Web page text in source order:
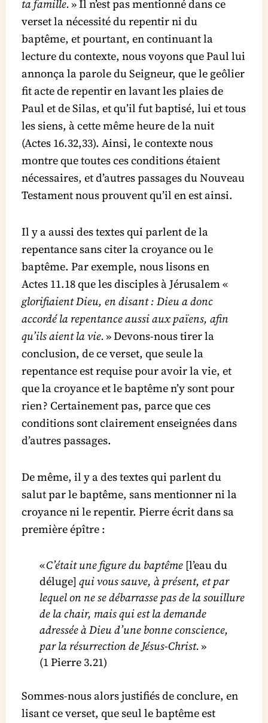
ta famille.» Il n’est pas mentionné dans ce
verset la nécessité du repentir ni du
baptême, et pourtant, en continuant la
lecture du contexte, nous voyons que Paul lui
annonça la parole du Seigneur, que le geôlier
fit acte de repentir en lavant les plaies de
Paul et de Silas, et qu’il fut baptisé, lui et tous
les siens, à cette même heure de la nuit
(Actes 16.32,33). Ainsi, le contexte nous
montre que toutes ces conditions étaient
nécessaires, et d’autres passages du Nouveau
Testament nous prouvent qu’il en est ainsi.
Il y a aussi des textes qui parlent de la
repentance sans citer la croyance ou le
baptême. Par exemple, nous lisons en
Actes 11.18 que les disciples à Jérusalem «
glorifiaient Dieu, en disant : Dieu a donc
accordé la repentance aussi aux païens, afin
qu’ils aient la vie.»Devons-nous tirer la
conclusion, de ce verset, que seule la
repentance est requise pour avoir la vie, et
que la croyance et le baptême n’y sont pour
rien ? Certainement pas, parce que ces
conditions sont clairement enseignées dans
d’autres passages.
De même, il y a des textes qui parlent du
salut par le baptême, sans mentionner ni la
croyance ni le repentir. Pierre écrit dans sa
première épître :
«C’était une figure du baptême[l’eau du
déluge] qui vous sauve, à présent, et par
lequel on ne se débarrasse pas de la souillure
de la chair, mais qui est la demande
adressée à Dieu d’une bonne conscience,
par la résurrection de Jésus-Christ.»
(1 Pierre 3.21)
Sommes-nous alors justifiés de conclure, en
lisant ce verset, que seul le baptême est